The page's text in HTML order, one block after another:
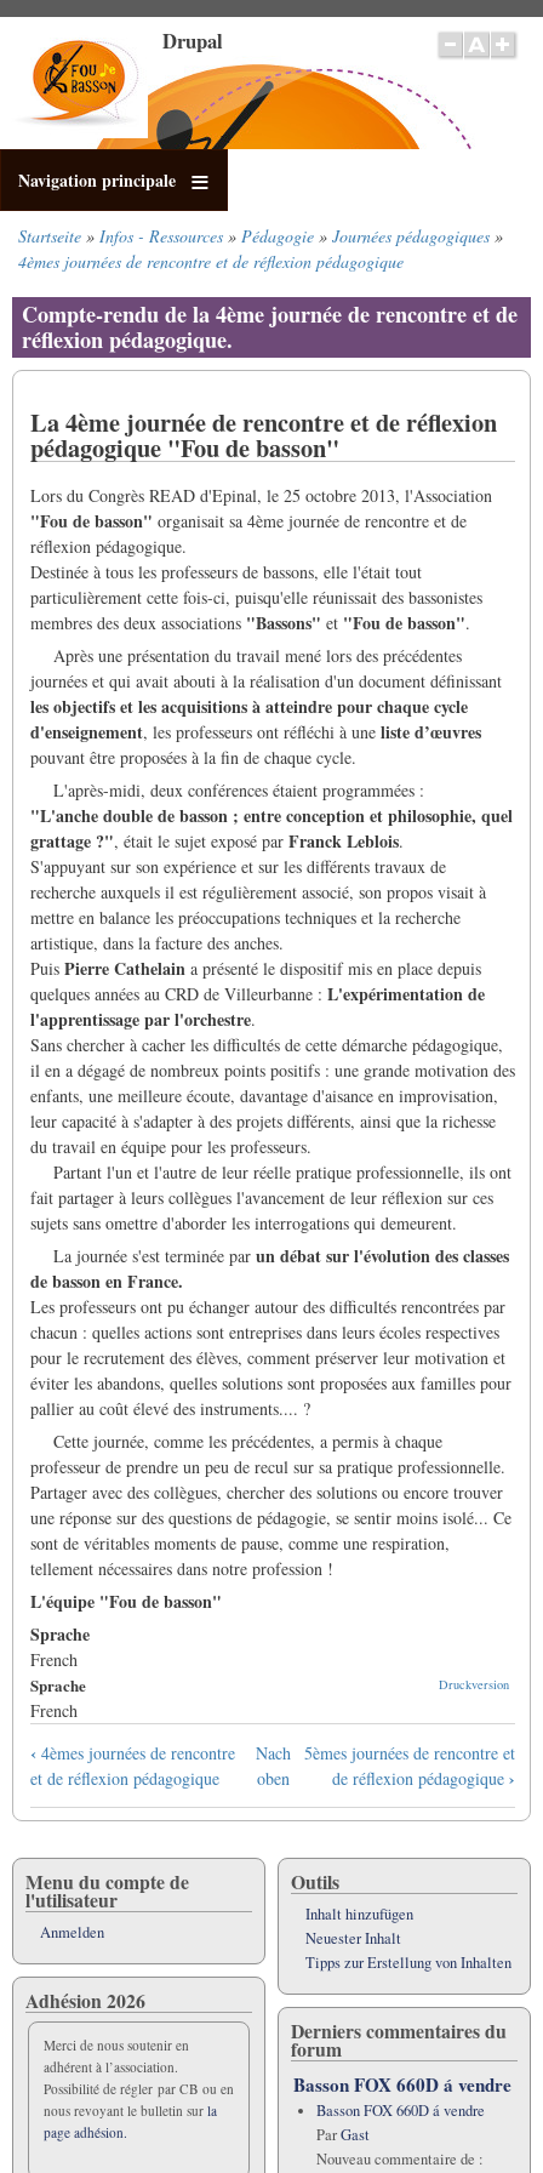
Inhalt
Drupal
Navigation principale
Pfadnavigation
Startseite Infos - Ressources Pédagogie
Journées pédagogiques
4èmes journées de rencontre et de réflexion pédagogique
Compte-rendu de la 4ème journée de rencontre et de
réflexion pédagogique.
La 4ème journée de rencontre et de réflexion
pédagogique "Fou de basson"
Lors du Congrès READ d'Epinal, le 25 octobre 2013, l'Association
"Fou de basson" organisait sa 4ème journée de rencontre et de
réflexion pédagogique.
Destinée à tous les professeurs de bassons, elle l'était tout
particulièrement cette fois-ci, puisqu'elle réunissait des bassonistes
membres des deux associations "Bassons" et "Fou de basson".
Après une présentation du travail mené lors des précédentes
journées et qui avait abouti à la réalisation d'un document définissant
les objectifs et les acquisitions à atteindre pour chaque cycle
d'enseignement, les professeurs ont réfléchi à une liste d’œuvres
pouvant être proposées à la fin de chaque cycle.
L'après-midi, deux conférences étaient programmées :
"L'anche double de basson ; entre conception et philosophie, quel
grattage ?", était le sujet exposé par Franck Leblois.
S'appuyant sur son expérience et sur les différents travaux de
recherche auxquels il est régulièrement associé, son propos visait à
mettre en balance les préoccupations techniques et la recherche
artistique, dans la facture des anches.
Puis Pierre Cathelain a présenté le dispositif mis en place depuis
quelques années au CRD de Villeurbanne : L'expérimentation de
l'apprentissage par l'orchestre.
Sans chercher à cacher les difficultés de cette démarche pédagogique,
il en a dégagé de nombreux points positifs : une grande motivation des
enfants, une meilleure écoute, davantage d'aisance en improvisation,
leur capacité à s'adapter à des projets différents, ainsi que la richesse
du travail en équipe pour les professeurs.
Partant l'un et l'autre de leur réelle pratique professionnelle, ils ont
fait partager à leurs collègues l'avancement de leur réflexion sur ces
sujets sans omettre d'aborder les interrogations qui demeurent.
La journée s'est terminée par un débat sur l'évolution des classes
de basson en France.
Les professeurs ont pu échanger autour des difficultés rencontrées par
chacun : quelles actions sont entreprises dans leurs écoles respectives
pour le recrutement des élèves, comment préserver leur motivation et
éviter les abandons, quelles solutions sont proposées aux familles pour
pallier au coût élevé des instruments.... ?
Cette journée, comme les précédentes, a permis à chaque
professeur de prendre un peu de recul sur sa pratique professionnelle.
Partager avec des collègues, chercher des solutions ou encore trouver
une réponse sur des questions de pédagogie, se sentir moins isolé... Ce
sont de véritables moments de pause, comme une respiration,
tellement nécessaires dans notre profession !
L'équipe "Fou de basson"
Sprache
French
Druckversion
Sprache
French
Links
für
das
Blättern
im
Buch
Compte-
rendu
de
la
4ème
journée
de
rencontre
et
de
‹ 4èmes journées de rencontre
et de réflexion pédagogique
Nach
oben
5èmes journées de rencontre et
de réflexion pédagogique ›
Menu du compte de
l'utilisateur
Anmelden
Adhésion 2026
Merci de nous soutenir en
adhérent à l’association.
Possibilité de régler par CB ou en
nous revoyant le bulletin sur la
page adhésion.
Outils
Inhalt hinzufügen
Neuester Inhalt
Tipps zur Erstellung von Inhalten
Derniers commentaires du
forum
Basson FOX 660D á vendre
Basson FOX 660D á vendre
ParGast
Nouveau commentaire de :